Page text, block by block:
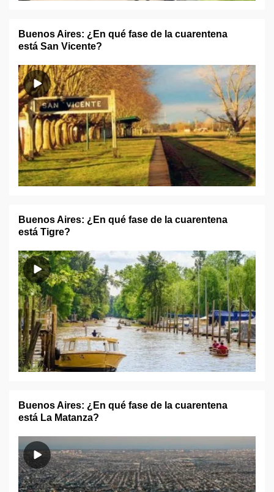
Buenos Aires: ¿En qué fase de la cuarentena
está San Vicente?
Buenos Aires: ¿En qué fase de la cuarentena
está Tigre?
Buenos Aires: ¿En qué fase de la cuarentena
está La Matanza?